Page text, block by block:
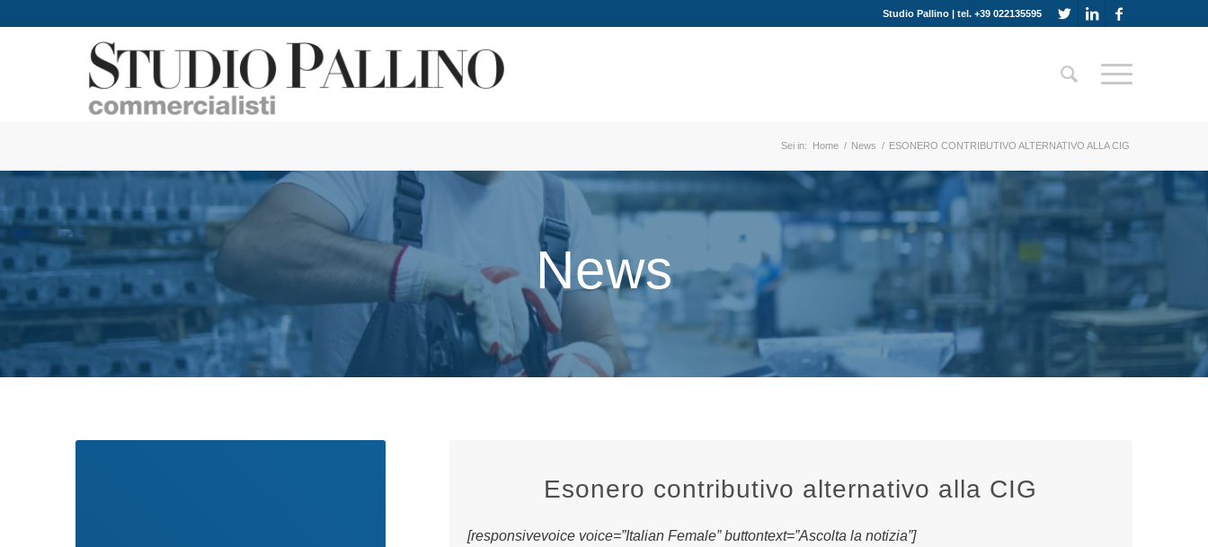
Studio Pallino | tel. +39 022135595
Sei in: Home / News / ESONERO CONTRIBUTIVO ALTERNATIVO ALLA CIG
News
Esonero contributivo alternativo alla CIG
[responsivevoice voice=”Italian Female” buttontext=”Ascolta la notizia”]